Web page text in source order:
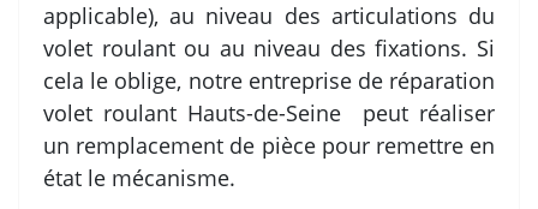
applicable), au niveau des articulations du
volet roulant ou au niveau des fixations. Si
cela le oblige, notre entreprise de réparation
volet roulant Hauts-de-Seine peut réaliser
un remplacement de pièce pour remettre en
état le mécanisme.